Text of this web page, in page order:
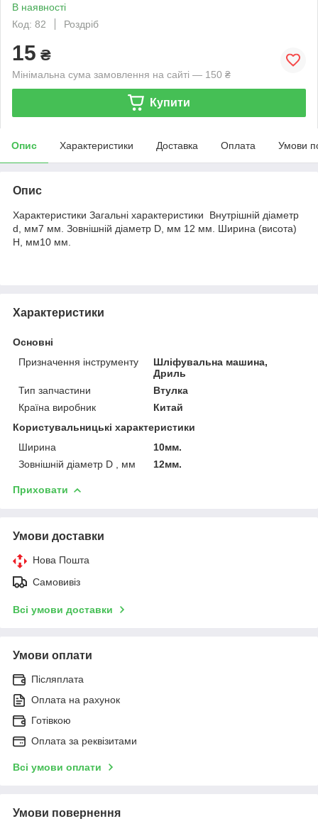
В наявності
Код: 82
Роздріб
15 ₴
Мінімальна сума замовлення на сайті — 150 ₴
Купити
Опис Характеристики Доставка Оплата Умови
Опис
Характеристики Загальні характеристики Внутрішній діаметр
d, мм7 мм. Зовнішній діаметр D, мм 12 мм. Ширина (висота)
H, мм10 мм.
Характеристики
Основні
Призначення інструменту
Шліфувальна машина,
Дриль
Тип запчастини
Втулка
Країна виробник
Китай
Користувальницькі характеристики
Ширина
10мм.
Зовнішній діаметр D , мм
12мм.
Приховати
Умови доставки
Нова Пошта
Самовивіз
Всі умови доставки
Умови оплати
Післяплата
Оплата на рахунок
Готівкою
Оплата за реквізитами
Всі умови оплати
Умови повернення